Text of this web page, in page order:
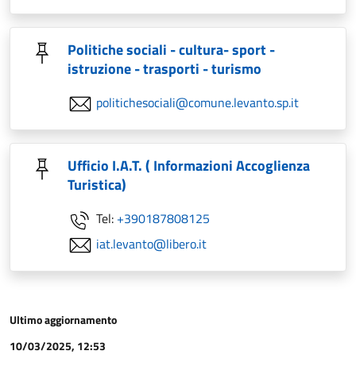
Politiche sociali - cultura- sport -
istruzione - trasporti - turismo
politichesociali@comune.levanto.sp.it
Ufficio I.A.T. ( Informazioni Accoglienza
Turistica)
Tel: +390187808125
iat.levanto@libero.it
Ultimo aggiornamento
10/03/2025, 12:53